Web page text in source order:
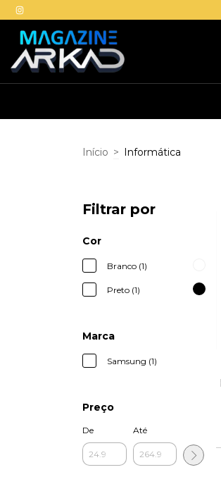
Início > Informática
Filtrar por
Cor
Branco (1)
Preto (1)
Marca
Samsung (1)
Preço
De Até